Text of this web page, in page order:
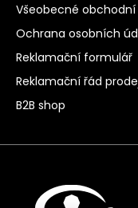
Všeobecné
Ochrana osobních
Reklamační formulář
Reklamační řád
B2B shop